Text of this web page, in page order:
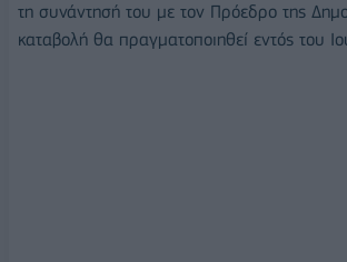
τη συνάντησή του με τον Πρόεδρο της
καταβολή θα πραγματοποιηθεί εντός του